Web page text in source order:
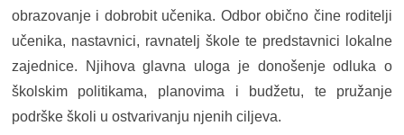
obrazovanje i dobrobit učenika. Odbor obično čine roditelji
učenika, nastavnici, ravnatelj škole te predstavnici lokalne
zajednice. Njihova glavna uloga je donošenje odluka o
školskim politikama, planovima i budžetu, te pružanje
podrške školi u ostvarivanju njenih ciljeva.